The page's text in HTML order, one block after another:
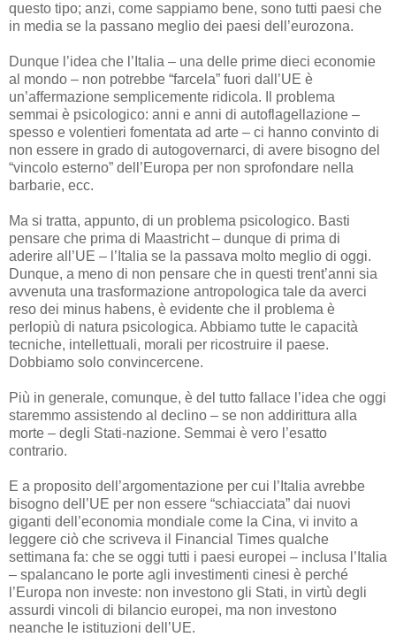
questo tipo; anzi, come sappiamo bene, sono tutti paesi che
in media se la passano meglio dei paesi dell’eurozona.
Dunque l’idea che l’Italia – una delle prime dieci economie
al mondo – non potrebbe “farcela” fuori dall’UE è
un’affermazione semplicemente ridicola. Il problema
semmai è psicologico: anni e anni di autoflagellazione –
spesso e volentieri fomentata ad arte – ci hanno convinto di
non essere in grado di autogovernarci, di avere bisogno del
“vincolo esterno” dell’Europa per non sprofondare nella
barbarie, ecc.
Ma si tratta, appunto, di un problema psicologico. Basti
pensare che prima di Maastricht – dunque di prima di
aderire all’UE – l’Italia se la passava molto meglio di oggi.
Dunque, a meno di non pensare che in questi trent’anni sia
avvenuta una trasformazione antropologica tale da averci
reso dei minus habens, è evidente che il problema è
perlopiù di natura psicologica. Abbiamo tutte le capacità
tecniche, intellettuali, morali per ricostruire il paese.
Dobbiamo solo convincercene.
Più in generale, comunque, è del tutto fallace l’idea che oggi
staremmo assistendo al declino – se non addirittura alla
morte – degli Stati-nazione. Semmai è vero l’esatto
contrario.
E a proposito dell’argomentazione per cui l’Italia avrebbe
bisogno dell’UE per non essere “schiacciata” dai nuovi
giganti dell’economia mondiale come la Cina, vi invito a
leggere ciò che scriveva il Financial Times qualche
settimana fa: che se oggi tutti i paesi europei – inclusa l’Italia
– spalancano le porte agli investimenti cinesi è perché
l’Europa non investe: non investono gli Stati, in virtù degli
assurdi vincoli di bilancio europei, ma non investono
neanche le istituzioni dell’UE.